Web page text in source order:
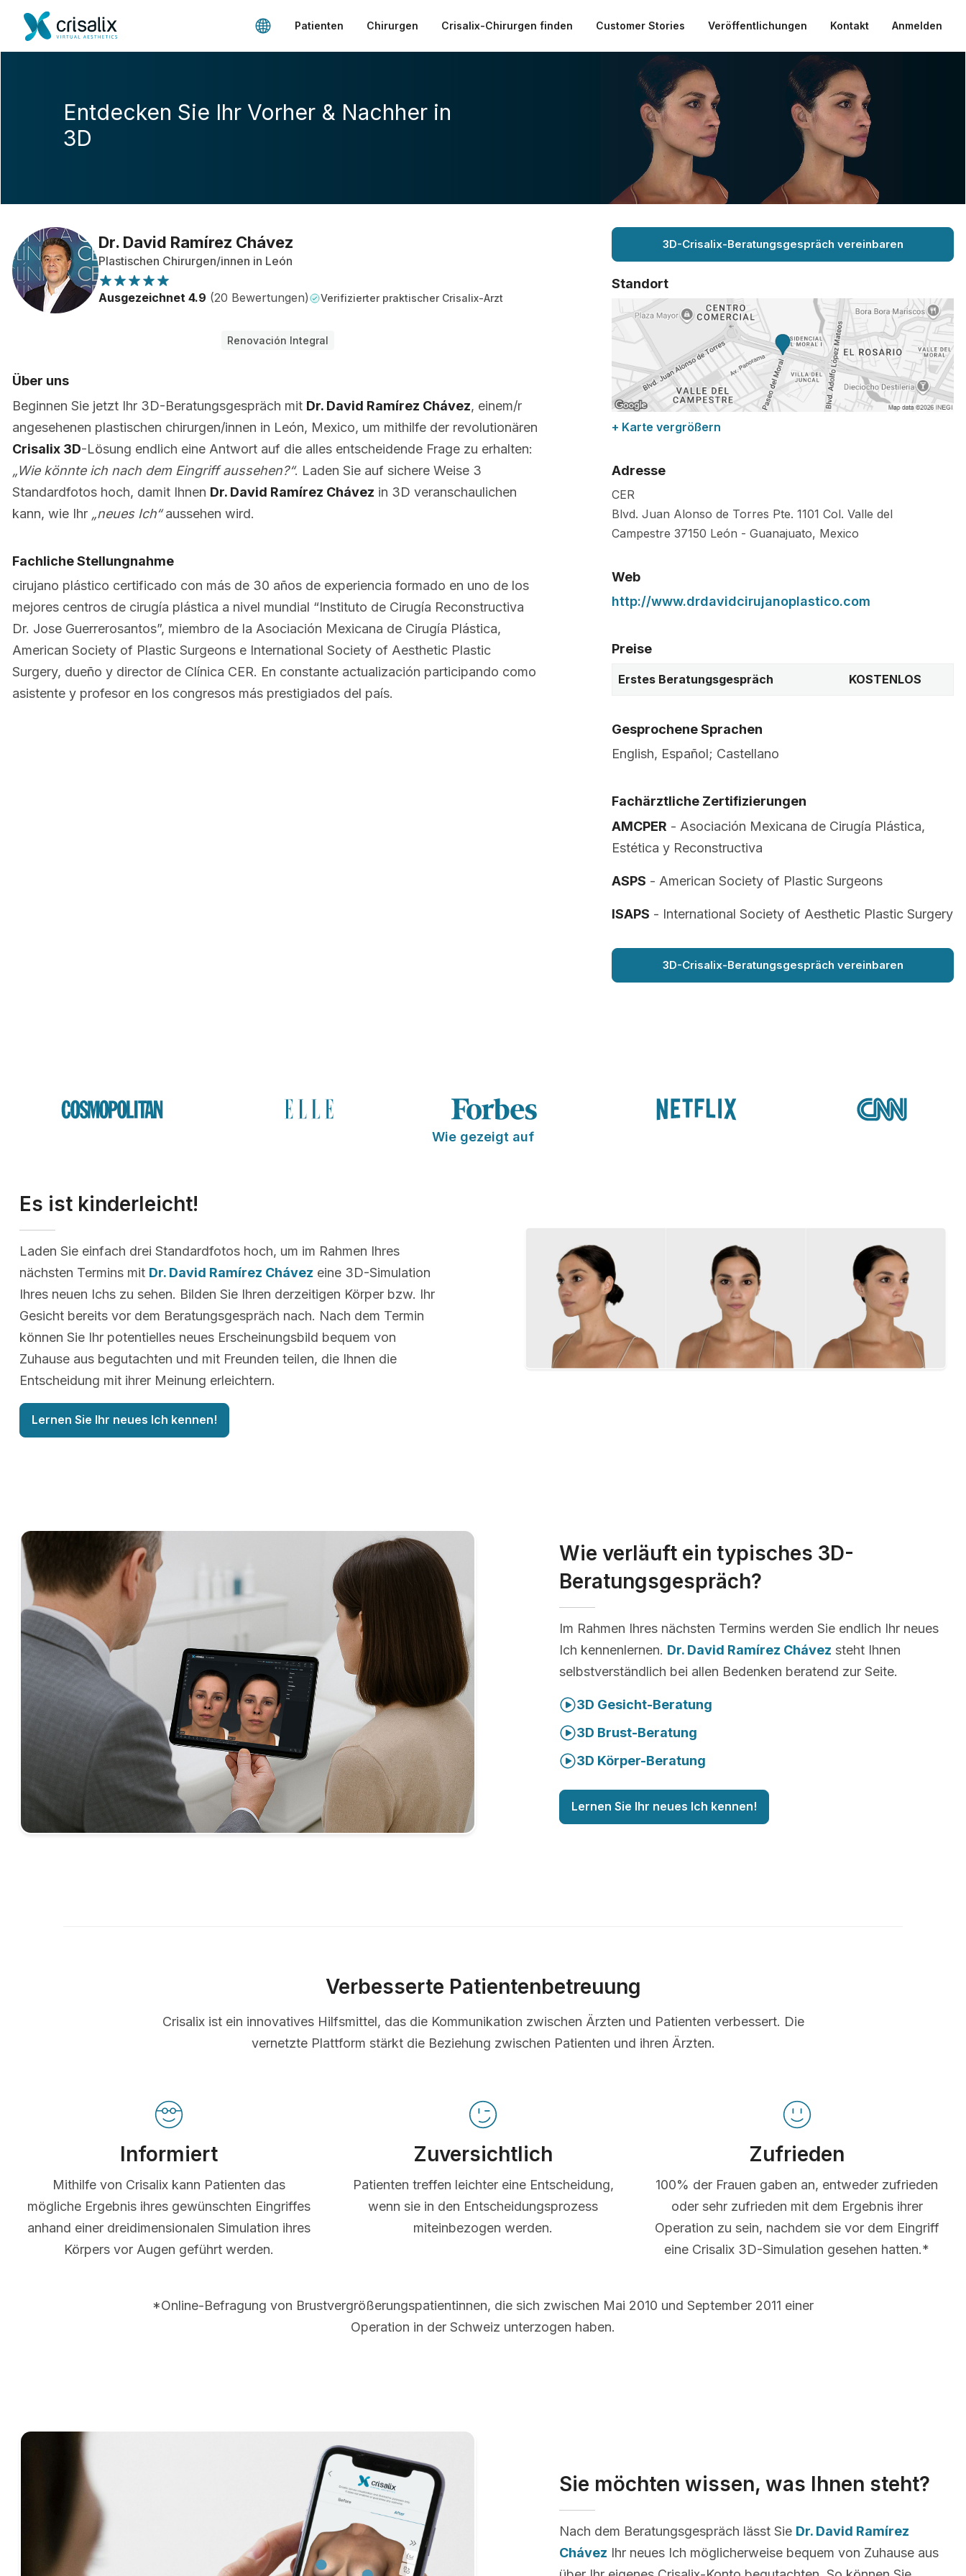
Patienten Chirurgen Crisalix-Chirurgen finden Customer Stories Veröffentlichungen Kontakt Anmelden
Entdecken Sie Ihr Vorher & Nachher in
3D
Dr. David Ramírez Chávez
Plastischen Chirurgen/innen in León
Ausgezeichnet 4.9 (20 Bewertungen) Verifizierter praktischer Crisalix-Arzt
Renovación Integral
Über uns
Beginnen Sie jetzt Ihr 3D-Beratungsgespräch mit Dr. David Ramírez Chávez, einem/r
angesehenen plastischen chirurgen/innen in León, Mexico, um mithilfe der revolutionären
Crisalix 3D-Lösung endlich eine Antwort auf die alles entscheidende Frage zu erhalten:
„Wie könnte ich nach dem Eingriff aussehen?“. Laden Sie auf sichere Weise 3
Standardfotos hoch, damit Ihnen Dr. David Ramírez Chávez in 3D veranschaulichen
kann, wie Ihr „neues Ich“aussehen wird.
Fachliche Stellungnahme
cirujano plástico certificado con más de 30 años de experiencia formado en uno de los
mejores centros de cirugía plástica a nivel mundial “Instituto de Cirugía Reconstructiva
Dr. Jose Guerrerosantos”, miembro de la Asociación Mexicana de Cirugía Plástica,
American Society of Plastic Surgeons e International Society of Aesthetic Plastic
Surgery, dueño y director de Clínica CER. En constante actualización participando como
asistente y profesor en los congresos más prestigiados del país.
3D-Crisalix-Beratungsgespräch vereinbaren
Standort
+ Karte vergrößern
Adresse
CER
Blvd. Juan Alonso de Torres Pte. 1101 Col. Valle del
Campestre 37150 León - Guanajuato, Mexico
Web
http://www.drdavidcirujanoplastico.com
Preise
Erstes Beratungsgespräch KOSTENLOS
Gesprochene Sprachen
English, Español; Castellano
Fachärztliche Zertifizierungen
AMCPER - Asociación Mexicana de Cirugía Plástica,
Estética y Reconstructiva
ASPS - American Society of Plastic Surgeons
ISAPS - International Society of Aesthetic Plastic Surgery
3D-Crisalix-Beratungsgespräch vereinbaren
Wie gezeigt auf
Es ist kinderleicht!
Laden Sie einfach drei Standardfotos hoch, um im Rahmen Ihres
nächsten Termins mit Dr. David Ramírez Chávez eine 3D-Simulation
Ihres neuen Ichs zu sehen. Bilden Sie Ihren derzeitigen Körper bzw. Ihr
Gesicht bereits vor dem Beratungsgespräch nach. Nach dem Termin
können Sie Ihr potentielles neues Erscheinungsbild bequem von
Zuhause aus begutachten und mit Freunden teilen, die Ihnen die
Entscheidung mit ihrer Meinung erleichtern.
Lernen Sie Ihr neues Ich kennen!
Wie verläuft ein typisches 3D-
Beratungsgespräch?
Im Rahmen Ihres nächsten Termins werden Sie endlich Ihr neues
Ich kennenlernen. Dr. David Ramírez Chávez steht Ihnen
selbstverständlich bei allen Bedenken beratend zur Seite.
3D Gesicht-Beratung
3D Brust-Beratung
3D Körper-Beratung
Lernen Sie Ihr neues Ich kennen!
Verbesserte Patientenbetreuung
Crisalix ist ein innovatives Hilfsmittel, das die Kommunikation zwischen Ärzten und Patienten verbessert. Die
vernetzte Plattform stärkt die Beziehung zwischen Patienten und ihren Ärzten.
Informiert
Mithilfe von Crisalix kann Patienten das
mögliche Ergebnis ihres gewünschten Eingriffes
anhand einer dreidimensionalen Simulation ihres
Körpers vor Augen geführt werden.
Zuversichtlich
Patienten treffen leichter eine Entscheidung,
wenn sie in den Entscheidungsprozess
miteinbezogen werden.
Zufrieden
100% der Frauen gaben an, entweder zufrieden
oder sehr zufrieden mit dem Ergebnis ihrer
Operation zu sein, nachdem sie vor dem Eingriff
eine Crisalix 3D-Simulation gesehen hatten.*
*Online-Befragung von Brustvergrößerungspatientinnen, die sich zwischen Mai 2010 und September 2011 einer
Operation in der Schweiz unterzogen haben.
Sie möchten wissen, was Ihnen steht?
Nach dem Beratungsgespräch lässt Sie Dr. David Ramírez
Chávez Ihr neues Ich möglicherweise bequem von Zuhause aus